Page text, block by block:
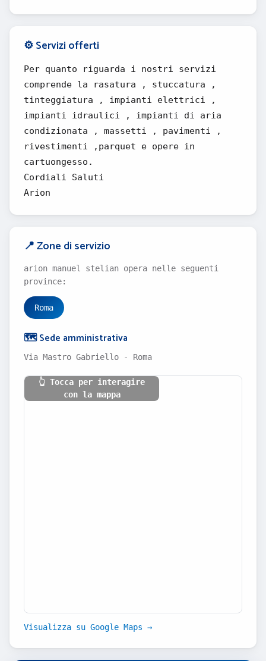
⚙️ Servizi offerti
Per quanto riguarda i nostri servizi
comprende la rasatura , stuccatura ,
tinteggiatura , impianti elettrici ,
impianti idraulici , impianti di aria
condizionata , massetti , pavimenti ,
rivestimenti ,parquet e opere in
cartuongesso.
Cordiali Saluti
Arion
📍 Zone di servizio
arion manuel stelian opera nelle seguenti
province:
Roma
🗺️ Sede amministrativa
Via Mastro Gabriello - Roma
👆 Tocca per interagire
con la mappa
Visualizza su Google Maps →